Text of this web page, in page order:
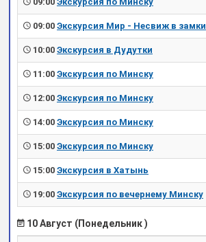
09:00 Экскурсия Мир - Несвиж в замки
10:00 Экскурсия в Дудутки
11:00 Экскурсия по Минску
12:00 Экскурсия по Минску
14:00 Экскурсия по Минску
15:00 Экскурсия по Минску
15:00 Экскурсия в Хатынь
19:00 Экскурсия по вечернему Минску
10 Август (Понедельник )